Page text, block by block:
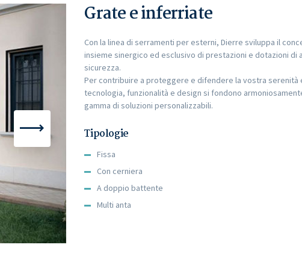
Grate e inferriate
Con la linea di serramenti per esterni, Dierre sviluppa il
insieme sinergico ed esclusivo di prestazioni e dotazioni di
sicurezza.
Per contribuire a proteggere e difendere la vostra serenità
tecnologia, funzionalità e design si fondono
gamma di soluzioni personalizzabili.
Tipologie
Fissa
Con cerniera
A doppio battente
Multi anta